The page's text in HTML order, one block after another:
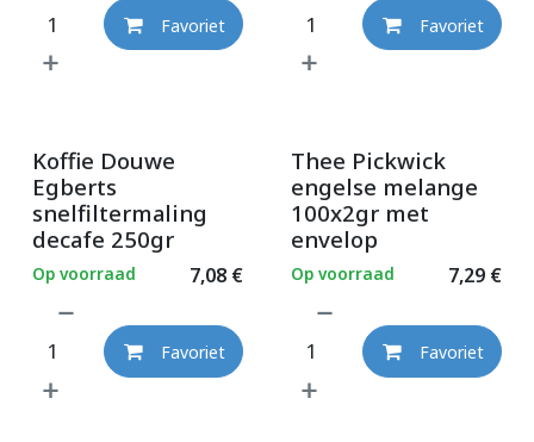
Favoriet Favoriet
Koffie Douwe
Egberts
snelfiltermaling
decafe 250gr
7,08€
Op voorraad
Favoriet
Thee Pickwick
engelse melange
100x2gr met
envelop
7,29€
Op voorraad
Favoriet